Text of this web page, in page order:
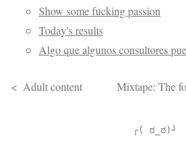
Show some fucking passion
Today's results
Algo que algunos consultores
Adult content Mixtape: The
┌( ಠ_ಠ)┘